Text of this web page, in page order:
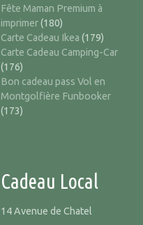
Fête Maman Premium à
imprimer(180)
Carte Cadeau Ikea (179)
Carte Cadeau Camping-Car
(176)
Bon cadeau pass Vol en
Montgolfière Funbooker
(173)
Cadeau Local
14 Avenue de Chatel